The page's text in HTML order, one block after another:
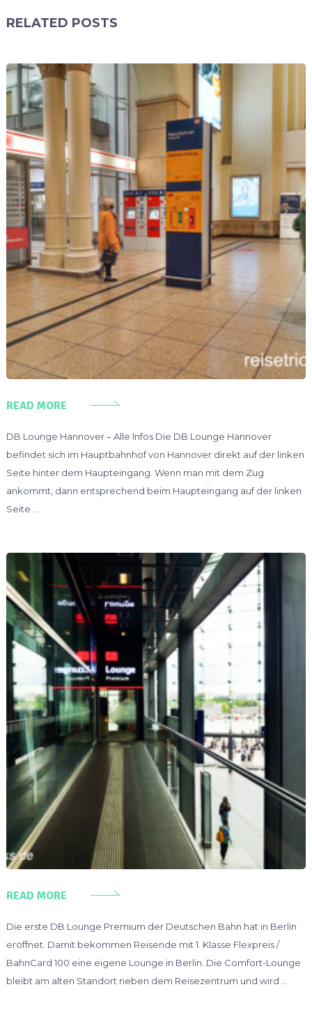
RELATED POSTS
READ MORE
DB Lounge Hannover – Alle Infos Die DB Lounge Hannover
befindet sich im Hauptbahnhof von Hannover direkt auf der linken
Seite hinter dem Haupteingang. Wenn man mit dem Zug
ankommt, dann entsprechend beim Haupteingang auf der linken
Seite …
READ MORE
Die erste DB Lounge Premium der Deutschen Bahn hat in Berlin
eröffnet. Damit bekommen Reisende mit 1. Klasse Flexpreis /
BahnCard 100 eine eigene Lounge in Berlin. Die Comfort-Lounge
bleibt am alten Standort neben dem Reisezentrum und wird …